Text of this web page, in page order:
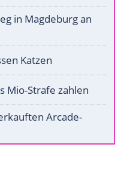
in Magdeburg an
Katzen
Mio-Strafe zahlen
Arcade-